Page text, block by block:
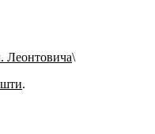
Леонтовича
.